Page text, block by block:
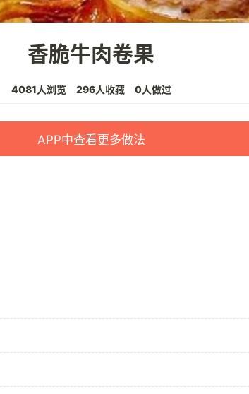
香脆牛肉卷果
4081人浏览 296人收藏 0人做过
APP中查看更多做法